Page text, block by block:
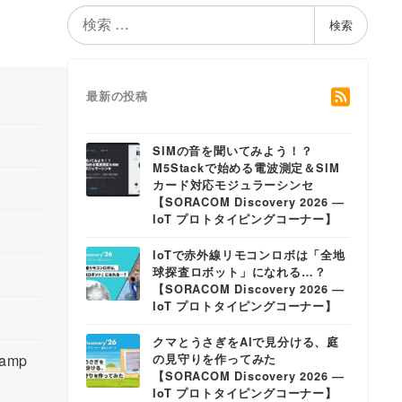
検
索
検索
最新の投稿
SIMの音を聞いてみよう！？
M5Stackで始める電波測定＆SIM
カード対応モジュラーシンセ
【SORACOM Discovery 2026 ―
IoT プロトタイピングコーナー】
IoTで赤外線リモコンロボは「全地
球探査ロボット」になれる…？
【SORACOM Discovery 2026 ―
IoT プロトタイピングコーナー】
クマとうさぎをAIで見分ける、庭
の見守りを作ってみた
【SORACOM Discovery 2026 ―
IoT プロトタイピングコーナー】